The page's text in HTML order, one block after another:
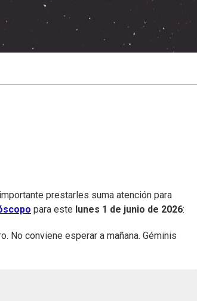
prestarles suma atención para
para este lunes 1 de junio de 2026:
No conviene esperar a mañana. Géminis